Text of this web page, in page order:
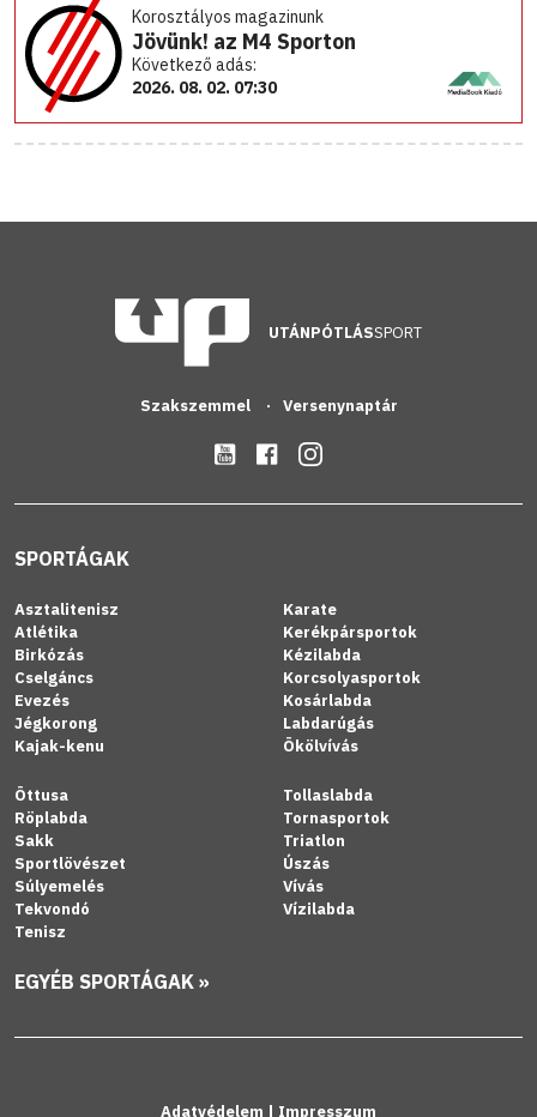
Korosztályos magazinunk
Jövünk! az M4 Sporton
Következő adás:
2026. 08. 02. 07:30
UTÁNPÓTLÁSSPORT
Szakszemmel Versenynaptár
SPORTÁGAK
Asztalitenisz
Atlétika
Birkózás
Cselgáncs
Evezés
Jégkorong
Kajak-kenu
Karate
Kerékpársportok
Kézilabda
Korcsolyasportok
Kosárlabda
Labdarúgás
Ökölvívás
Öttusa
Röplabda
Sakk
Sportlövészet
Súlyemelés
Tekvondó
Tenisz
Tollaslabda
Tornasportok
Triatlon
Úszás
Vívás
Vízilabda
EGYÉB SPORTÁGAK »
Adatvédelem | Impresszum